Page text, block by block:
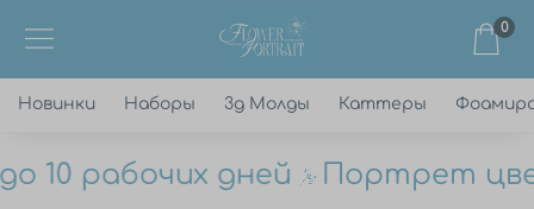
0
Новинки Наборы 3д Молды Каттеры
10 рабочих дней Портрет